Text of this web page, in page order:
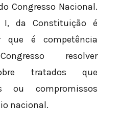
Congresso Nacional.
da Constituição é
é competência
resolver
tratados que
ou compromissos
nacional.